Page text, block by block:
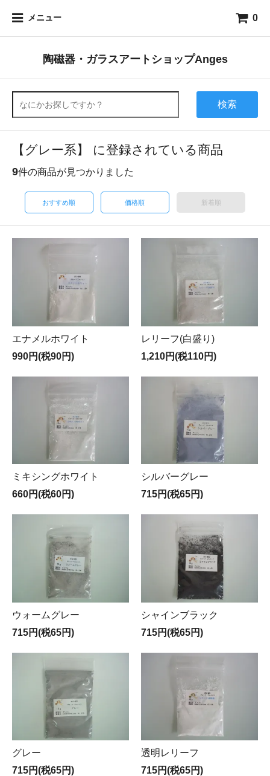
メニュー 0
陶磁器・ガラスアートショップAnges
検索
【グレー系】 に登録されている商品
9件の商品が見つかりました
おすすめ順 価格順 新着順
エナメルホワイト
990円(税90円)
レリーフ(白盛り)
1,210円(税110円)
ミキシングホワイト
660円(税60円)
シルバーグレー
715円(税65円)
ウォームグレー
715円(税65円)
シャインブラック
715円(税65円)
グレー
715円(税65円)
透明レリーフ
715円(税65円)